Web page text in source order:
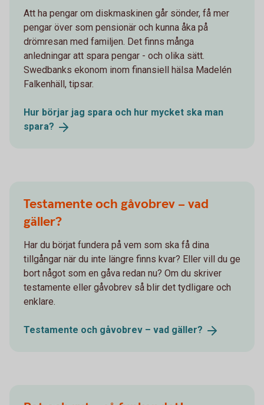
Att ha pengar om diskmaskinen går sönder, få mer
pengar över som pensionär och kunna åka på
drömresan med familjen. Det finns många
anledningar att spara pengar - och olika sätt.
Swedbanks ekonom inom finansiell hälsa Madelén
Falkenhäll, tipsar.
Hur börjar jag spara och hur mycket ska man
spara?
Testamente och gåvobrev – vad
gäller?
Har du börjat fundera på vem som ska få dina
tillgångar när du inte längre finns kvar? Eller vill du ge
bort något som en gåva redan nu? Om du skriver
testamente eller gåvobrev så blir det tydligare och
enklare.
Testamente och gåvobrev – vad gäller?